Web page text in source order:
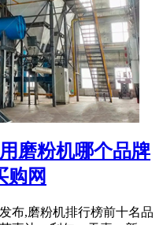
磨粉机哪个品牌
购网
布,磨粉机排行榜前十名品